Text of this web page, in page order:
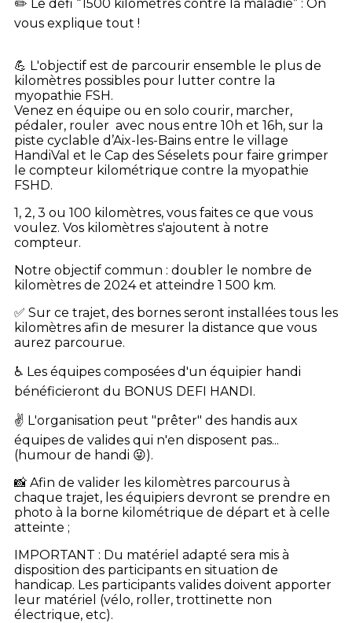
✏️ Le défi “1500 kilomètres contre la maladie” : On
vous explique tout !
💪 L'objectif est de parcourir ensemble le plus de
kilomètres possibles pour lutter contre la
myopathie FSH.
Venez en équipe ou en solo courir, marcher,
pédaler, rouler avec nous entre 10h et 16h, sur la
piste cyclable d’Aix-les-Bains entre le village
HandiVal et le Cap des Séselets pour faire grimper
le compteur kilométrique contre la myopathie
FSHD.
1, 2, 3 ou 100 kilomètres, vous faites ce que vous
voulez. Vos kilomètres s'ajoutent à notre
compteur.
Notre objectif commun : doubler le nombre de
kilomètres de 2024 et atteindre 1 500 km.
✅ Sur ce trajet, des bornes seront installées tous les
kilomètres afin de mesurer la distance que vous
aurez parcourue.
♿ Les équipes composées d'un équipier handi
bénéficieront du BONUS DEFI HANDI.
✌️ L'organisation peut "prêter" des handis aux
équipes de valides qui n'en disposent pas...
(humour de handi 😜).
📸 Afin de valider les kilomètres parcourus à
chaque trajet, les équipiers devront se prendre en
photo à la borne kilométrique de départ et à celle
atteinte ;
IMPORTANT : Du matériel adapté sera mis à
disposition des participants en situation de
handicap. Les participants valides doivent apporter
leur matériel (vélo, roller, trottinette non
électrique, etc).